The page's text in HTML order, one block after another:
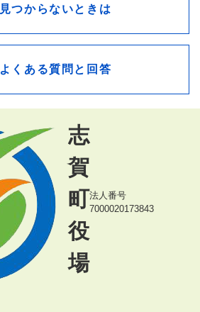
見つからないときは
よくある質問と回答
志
賀
町
役
場
法人番号
7000020173843